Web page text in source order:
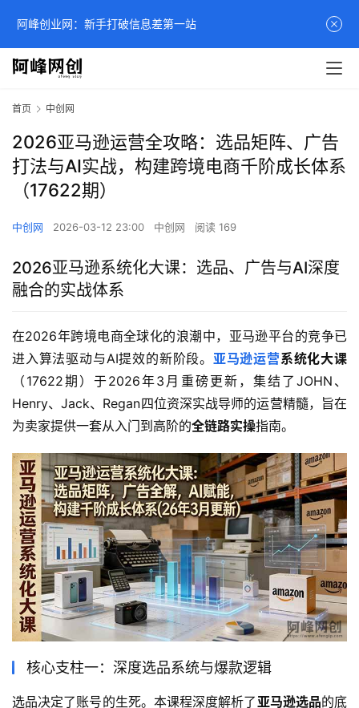
首页 中创网
2026亚马逊运营全攻略：选品矩阵、广告
打法与AI实战，构建跨境电商千阶成长体系
（17622期）
中创网 2026-03-12 23:00 中创网 阅读 169
2026亚马逊系统化大课：选品、广告与AI深度
融合的实战体系
在2026年跨境电商全球化的浪潮中，亚马逊平台的竞争已
进入算法驱动与AI提效的新阶段。 亚马逊运营系统化大课
（17622期）于2026年3月重磅更新，集结了JOHN、
Henry、Jack、Regan四位资深实战导师的运营精髓，旨在
为卖家提供一套从入门到高阶的全链路实操指南。
核心支柱一：深度选品系统与爆款逻辑
选品决定了账号的生死。本课程深度解析了亚马逊选品的底
阿峰创业网：新手打破信息差第一站